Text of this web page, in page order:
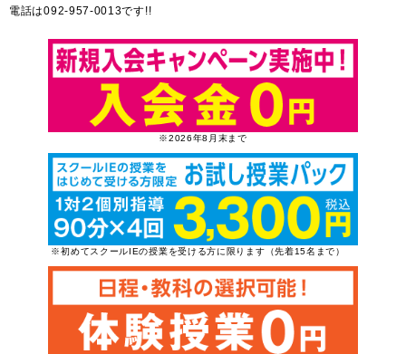
電話は092-957-0013です!!
※2026年8月末まで
※初めてスクールIEの授業を受ける方に限ります（先着15名まで）